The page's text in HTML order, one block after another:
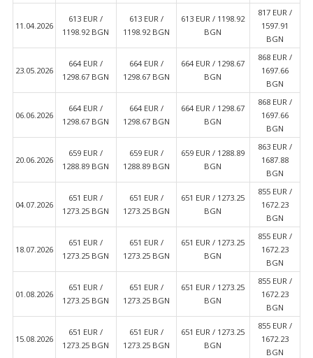
11.04.2026
613 EUR /
1198.92 BGN
613 EUR /
1198.92 BGN
613 EUR / 1198.92
BGN
817 EUR /
1597.91
BGN
23.05.2026
664 EUR /
1298.67 BGN
664 EUR /
1298.67 BGN
664 EUR / 1298.67
BGN
868 EUR /
1697.66
BGN
06.06.2026
664 EUR /
1298.67 BGN
664 EUR /
1298.67 BGN
664 EUR / 1298.67
BGN
868 EUR /
1697.66
BGN
20.06.2026
659 EUR /
1288.89 BGN
659 EUR /
1288.89 BGN
659 EUR / 1288.89
BGN
863 EUR /
1687.88
BGN
04.07.2026
651 EUR /
1273.25 BGN
651 EUR /
1273.25 BGN
651 EUR / 1273.25
BGN
855 EUR /
1672.23
BGN
18.07.2026
651 EUR /
1273.25 BGN
651 EUR /
1273.25 BGN
651 EUR / 1273.25
BGN
855 EUR /
1672.23
BGN
01.08.2026
651 EUR /
1273.25 BGN
651 EUR /
1273.25 BGN
651 EUR / 1273.25
BGN
855 EUR /
1672.23
BGN
15.08.2026
651 EUR /
1273.25 BGN
651 EUR /
1273.25 BGN
651 EUR / 1273.25
BGN
855 EUR /
1672.23
BGN